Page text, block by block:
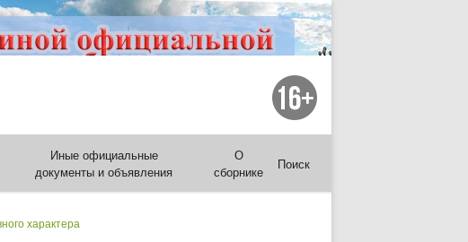
Иные официальные
документы и объявления
О
сборнике
Поиск
характера